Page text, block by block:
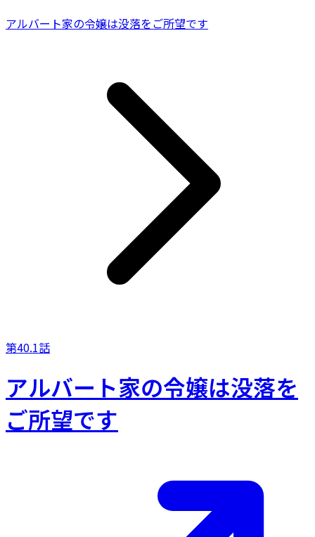
アルバート家の令嬢は没落をご所望です
第40.1話
アルバート家の令嬢は没落を
ご所望です